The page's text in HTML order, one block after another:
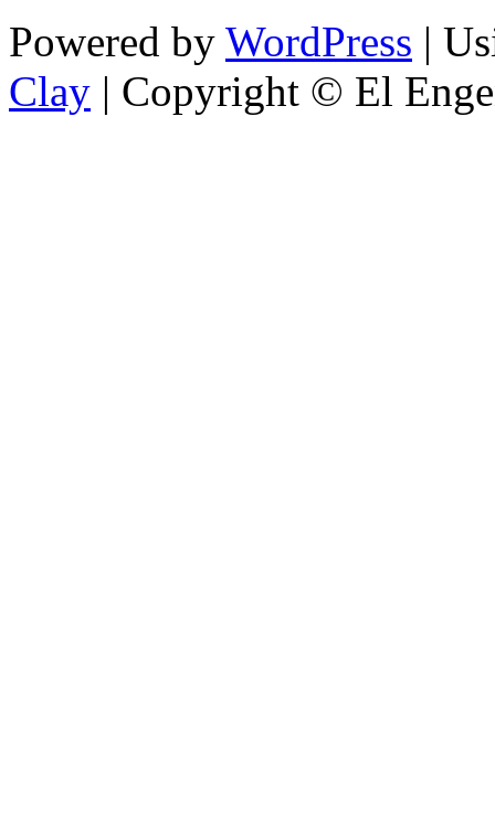
Powered by WordPress |
Clay | Copyright © El